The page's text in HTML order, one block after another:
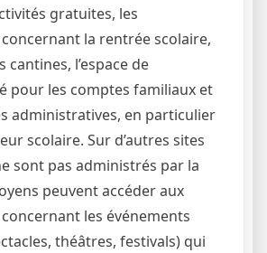
gratuites, les
la rentrée scolaire,
cantines, l’espace de
pour les comptes familiaux et
administratives, en particulier
scolaire. Sur d’autres sites
sont pas administrés par la
peuvent accéder aux
les événements
théâtres, festivals) qui